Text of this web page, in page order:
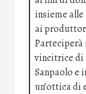
insieme
ai
vincitrice di
Sanpaolo e
un’ottica di